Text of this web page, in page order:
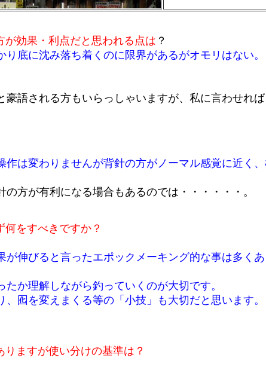
効果・利点だと思われる点は ？
底に沈み落ち着くのに限界があるがオモリはない。
語される方もいらっしゃいますが、私に言わせれ
は変わりませんが背針の方がノーマル感覚に近く
方が有利になる場合もあるのでは・・・・・・。
をすべきですか？
伸びると言ったエポックメーキング的な事は多く
か理解しながら釣っていくのが大切です。
囮を変えまくる等の「小技」も大切だと思います。
ますが使い分けの基準は？